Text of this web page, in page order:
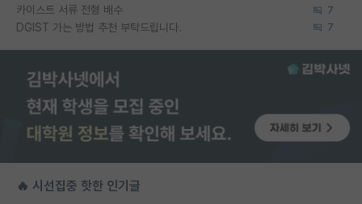
카이스트 서류 전형 배수 7
DGIST 가는 방법 추천 부탁드립니다. 7
🔥 시선집중 핫한 인기글